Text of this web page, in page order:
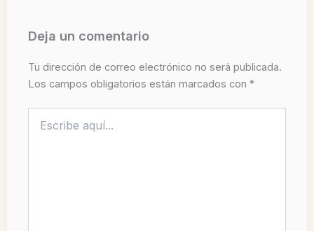
Deja un comentario
Tu dirección de correo electrónico no será publicada.
Los campos obligatorios están marcados con *
aquí...